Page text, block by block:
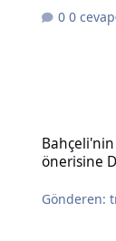
0 cevap
önerisine
Gönderen: